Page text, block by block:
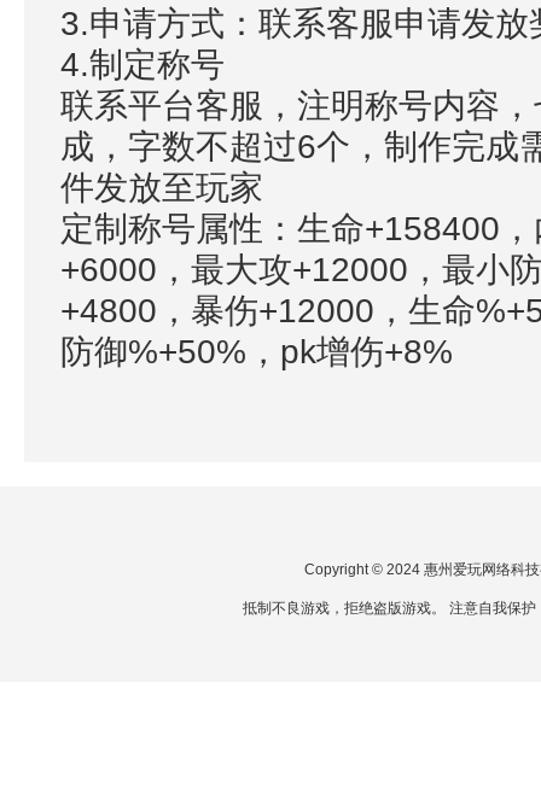
3.申请方式：联系客服申请发放
4.制定称号
联系平台客服，注明称号内容
成，字数不超过6个，制作完成
件发放至玩家
定制称号属性：生命+158400
+6000，最大攻+12000，最小
+4800，暴伤+12000，生命
防御%+50%，pk增伤+8%
Copyright © 2024 惠州爱玩网络科
抵制不良游戏，拒绝盗版游戏。 注意自我保